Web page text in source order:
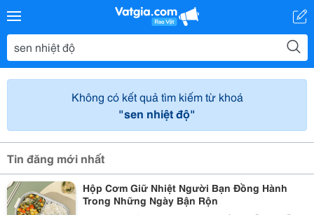
Không có kết quả tìm kiếm từ khoá
"sen nhiệt độ"
Tin đăng mới nhất
Hộp Cơm Giữ Nhiệt Người Bạn Đồng Hành
Trong Những Ngày Bận Rộn